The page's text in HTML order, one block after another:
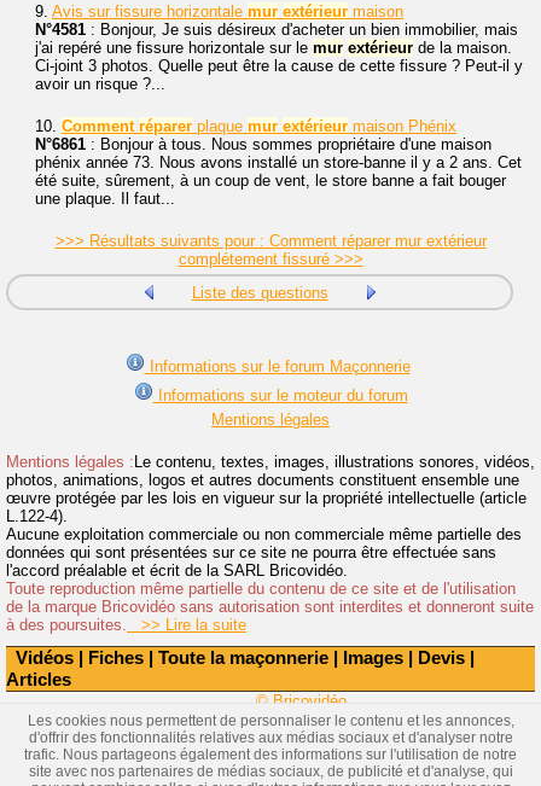
Vidéos | Fiches | Toute la maçonnerie | Images | Devis |
Articles
9. Avis sur fissure horizontale mur extérieur maison
N°4581 : Bonjour, Je suis désireux d'acheter un bien immobilier, mais
j'ai repéré une fissure horizontale sur le mur extérieur de la maison.
Ci-joint 3 photos. Quelle peut être la cause de cette fissure ? Peut-il y
avoir un risque ?...
10. Comment réparer plaque mur extérieur maison Phénix
N°6861 : Bonjour à tous. Nous sommes propriétaire d'une maison
phénix année 73. Nous avons installé un store-banne il y a 2 ans. Cet
été suite, sûrement, à un coup de vent, le store banne a fait bouger
une plaque. Il faut...
>>> Résultats suivants pour : Comment réparer mur extérieur
complétement fissuré >>>
Liste des questions
Informations sur le forum Maçonnerie
Informations sur le moteur du forum
Mentions légales
Mentions légales :Le contenu, textes, images, illustrations sonores, vidéos,
photos, animations, logos et autres documents constituent ensemble une
œuvre protégée par les lois en vigueur sur la propriété intellectuelle (article
L.122-4).
Aucune exploitation commerciale ou non commerciale même partielle des
données qui sont présentées sur ce site ne pourra être effectuée sans
l'accord préalable et écrit de la SARL Bricovidéo.
Toute reproduction même partielle du contenu de ce site et de l'utilisation
de la marque Bricovidéo sans autorisation sont interdites et donneront suite
à des poursuites.
>> Lire la suite
© Bricovidéo
Les cookies nous permettent de personnaliser le contenu et les annonces,
d'offrir des fonctionnalités relatives aux médias sociaux et d'analyser notre
trafic. Nous partageons également des informations sur l'utilisation de notre
site avec nos partenaires de médias sociaux, de publicité et d'analyse, qui